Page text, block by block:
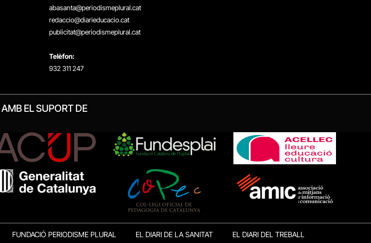
abasanta@periodismeplural.cat
redaccio@diarieducacio.cat
publicitat@periodismeplural.cat
Telèfon:
932 311 247
AMB EL SUPORT DE
FUNDACIÓ PERIODISME PLURAL EL DIARI DE LA SANITAT EL DIARI DEL TREBALL